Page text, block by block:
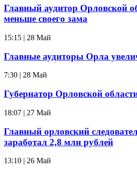
Главный аудитор Орловской
меньше своего зама
15:15 | 28 Май
Главные аудиторы Орла
7:30 | 28 Май
Губернатор Орловской
18:07 | 27 Май
Главный орловский
заработал 2,8 млн рублей
13:10 | 26 Май